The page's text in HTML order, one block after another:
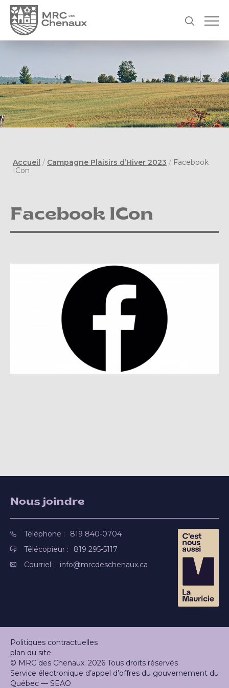
Accueil / Campagne Plaisirs d’Hiver 2023 / Facebook
ICon
Facebook ICon
Nous joindre
Téléphone :
819 840-0704
Télécopieur :
819 295-5117
Courriel :
info@mrcdeschenaux.ca
Politiques contractuelles
plan du site
© MRC des Chenaux. 2026 Tous droits réservés
Service électronique d’appel d’offres du gouvernement du
Québec — SEAO